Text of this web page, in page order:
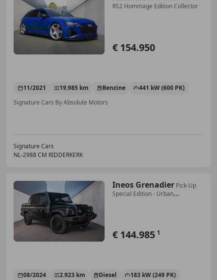
RS2 Hommage Edition Collector
€ 154.950
11/2021 19.985 km Benzine
441 kW (600 PK)
Signature Cars By Absolute Motors
Signature Cars
NL-2988 CM RIDDERKERK
Ineos Grenadier Pick-Up
Special Edition - Urban
€ 144.985 1
08/2024 2.923 km Diesel
183 kW (249 PK)